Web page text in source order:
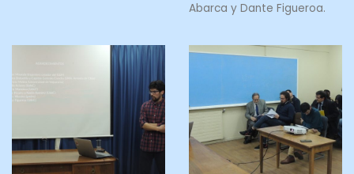
Abarca y Dante Figueroa.